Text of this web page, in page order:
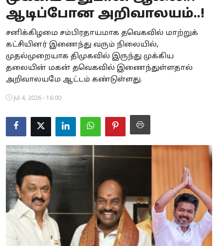
Business
Crime
Tamilnadu
National
World
Astrology
Spirituality
Weather
Politics
ஆடிப்போன அறிவாலயம்..!
சனிக்கிழமை சம்பிரதாயமாக தவெகவில் மாற்றுக்
கட்சியினர் இணைந்து வரும் நிலையில்,
முதல்முறையாக திமுகவில் இருந்து முக்கிய
தலையின் மகன் தவெகவில் இணைந்துள்ளதால்
அறிவாலயமே ஆட்டம் கண்டுள்ளது.
Jul 4, 2026 - 16:00